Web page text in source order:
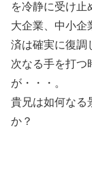
を冷静に受け止
大企業、中小企
済は確実に復調
次なる手を打つ
が・・・。
貴兄は如何なる